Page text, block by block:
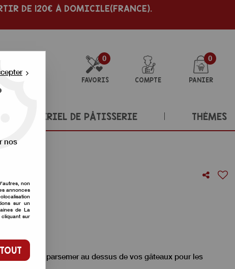
DE 120€ À DOMICILE(FRANCE).
0
FAVORIS COMPTE
0
PANIER
MATÉRIEL DE PÂTISSERIE THÈMES
avis !
couleurs, à parsemer au dessus de vos gâteaux pour les
nos
non
annonces
sur un
de La
cliquant sur